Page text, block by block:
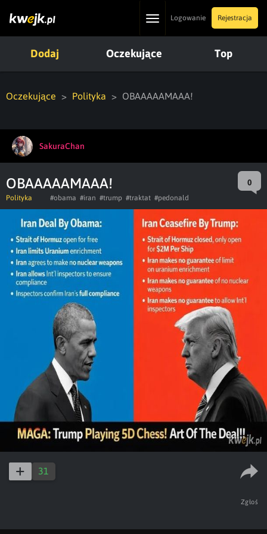
ToggleLogowanie Rejestracja
Dodaj Oczekujące Top
Oczekujące Polityka OBAAAAAMAAA!
SakuraChan
OBAAAAAMAAA! 0
Polityka #obama #iran #trump #traktat #pedonald
31
Zgłoś